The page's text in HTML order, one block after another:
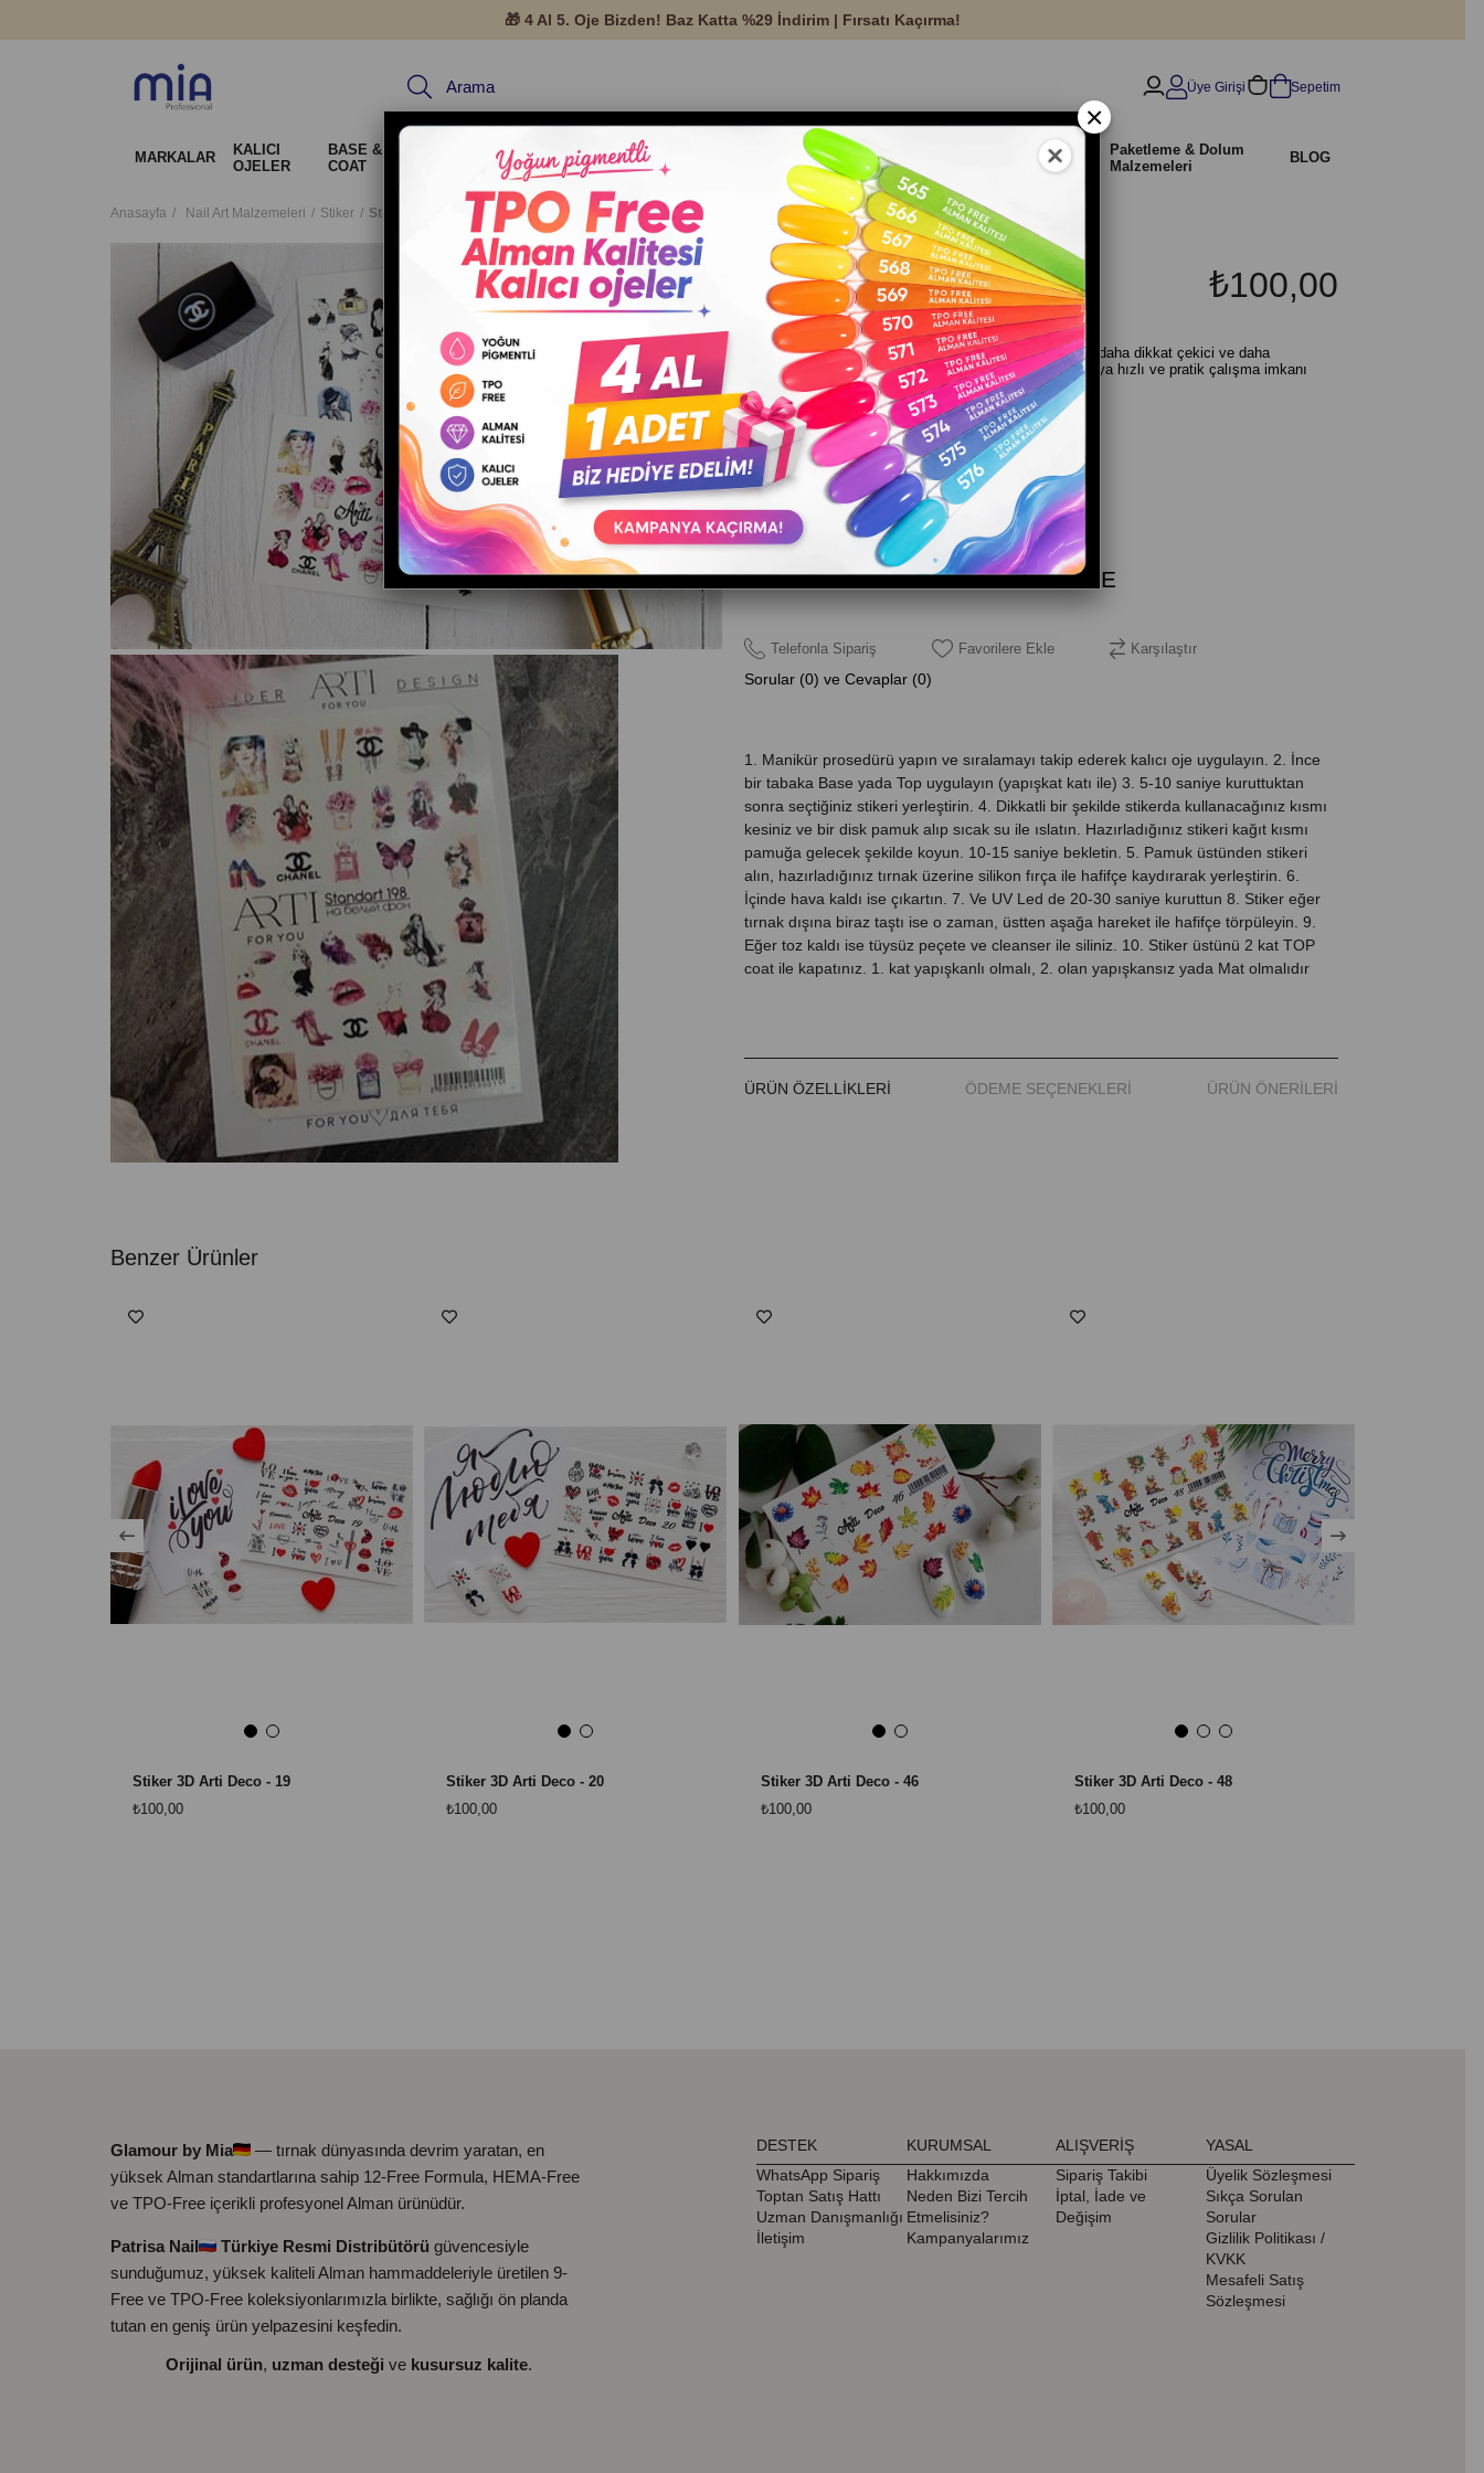
Üye Girişi Sepetim
MARKALAR
KALICI
OJELER
BASE & TOP
COAT
Jel Sistemleri ve Protez
Tırnak Ürünleri
Malzemeleri
Tırnak Ekipman ve
Aksesuarları
İndirimli
Ürünler
Paketleme & Dolum
Malzemeleri
BLOG
Anasayfa Nail Art Malzemeleri Stiker Stiker Arti 198
Stiker Arti 198 ₺100,00
Barkod : 8343431258297
Nail art sticker kullanımı, tırnak tasarımlarını daha şık, daha dikkat çekici ve daha
profesyonel gösterir. Uygulaması kolay olduğu için ustaya hızlı ve pratik çalışma imkanı
sağlar, manikürü kısa sürede daha güzel hale getirir.
RENK
Telefonla Sipariş Favorilere Ekle Karşılaştır
Sorular (0) ve Cevaplar (0)
1. Manikür prosedürü yapın ve sıralamayı takip ederek kalıcı oje uygulayın. 2. İnce
bir tabaka Base yada Top uygulayın (yapışkat katı ile) 3. 5-10 saniye kuruttuktan
sonra seçtiğiniz stikeri yerleştirin. 4. Dikkatli bir şekilde stikerda kullanacağınız kısmı
kesiniz ve bir disk pamuk alıp sıcak su ile ıslatın. Hazırladığınız stikeri kağıt kısmı
pamuğa gelecek şekilde koyun. 10-15 saniye bekletin. 5. Pamuk üstünden stikeri
alın, hazırladığınız tırnak üzerine silikon fırça ile hafifçe kaydırarak yerleştirin. 6.
İçinde hava kaldı ise çıkartın. 7. Ve UV Led de 20-30 saniye kuruttun 8. Stiker eğer
tırnak dışına biraz taştı ise o zaman, üstten aşağa hareket ile hafifçe törpüleyin. 9.
Eğer toz kaldı ise tüysüz peçete ve cleanser ile siliniz. 10. Stiker üstünü 2 kat TOP
coat ile kapatınız. 1. kat yapışkanlı olmalı, 2. olan yapışkansız yada Mat olmalıdır
ÜRÜN ÖZELLIKLERI ÖDEME SEÇENEKLERI ÜRÜN ÖNERILERI
Benzer Ürünler
Stiker 3D Arti Deco - 19
₺100,00
Stiker 3D Arti Deco - 20
₺100,00
Stiker 3D Arti Deco - 46
₺100,00
Stiker 3D Arti Deco - 48
₺100,00
Glamour by Mia
— tırnak dünyasında devrim yaratan, en
yüksek Alman standartlarına sahip 12-Free Formula, HEMA-Free
ve TPO-Free içerikli profesyonel Alman ürünüdür.
Patrisa Nail Türkiye Resmi Distribütörü güvencesiyle
sunduğumuz, yüksek kaliteli Alman hammaddeleriyle üretilen 9-
Free ve TPO-Free koleksiyonlarımızla birlikte, sağlığı ön planda
tutan en geniş ürün yelpazesini keşfedin.
Orijinal ürün, uzman desteği ve kusursuz kalite.
DESTEK
WhatsApp Sipariş
Toptan Satış Hattı
Uzman Danışmanlığı
İletişim
KURUMSAL
Hakkımızda
Neden Bizi Tercih
Etmelisiniz?
Kampanyalarımız
ALIŞVERİŞ
Sipariş Takibi
İptal, İade ve
Değişim
YASAL
Üyelik Sözleşmesi
Sıkça Sorulan
Sorular
Gizlilik Politikası /
KVKK
Mesafeli Satış
Sözleşmesi
×